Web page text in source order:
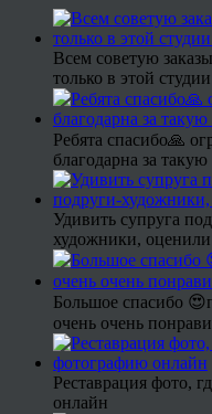
Всем советую
только в этой
Ребята спасибо🙏
благодарна за такую
Удивить супруга
художники,
Большое спасибо
очень очень
Реставрация фото,
онлайн